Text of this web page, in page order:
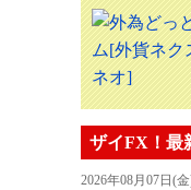
ザイFX！最
2026年08月07日(